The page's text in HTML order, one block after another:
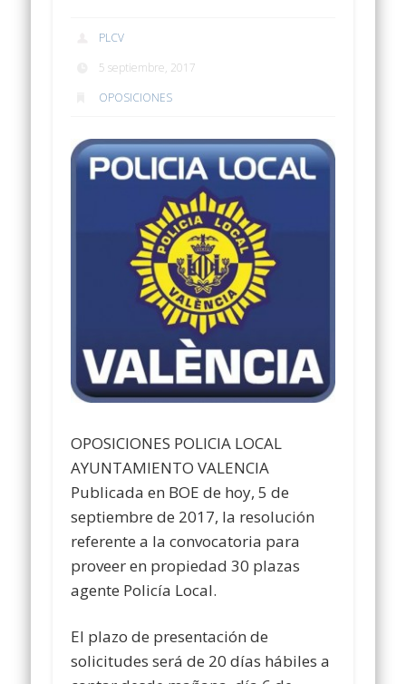
PLCV
5 septiembre, 2017
OPOSICIONES
OPOSICIONES POLICIA LOCAL
AYUNTAMIENTO VALENCIA
Publicada en BOE de hoy, 5 de
septiembre de 2017, la resolución
referente a la convocatoria para
proveer en propiedad 30 plazas
agente Policía Local.
El plazo de presentación de
solicitudes será de 20 días hábiles a